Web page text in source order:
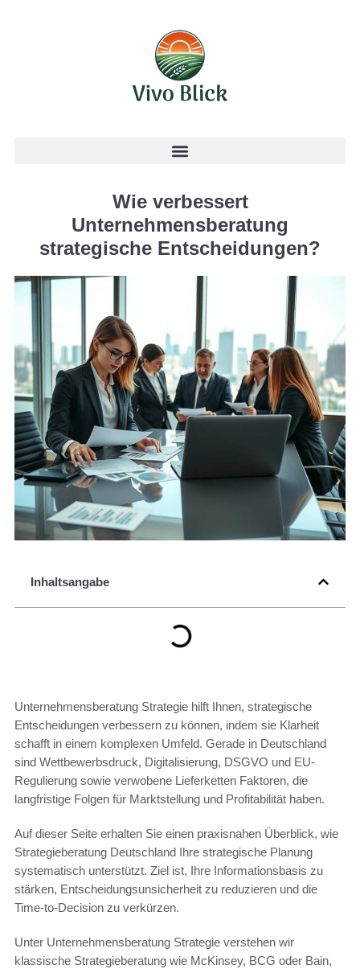
Wie verbessert
Unternehmensberatung
strategische Entscheidungen?
Inhaltsangabe
Unternehmensberatung Strategie hilft Ihnen, strategische
Entscheidungen verbessern zu können, indem sie Klarheit
schafft in einem komplexen Umfeld. Gerade in Deutschland
sind Wettbewerbsdruck, Digitalisierung, DSGVO und EU-
Regulierung sowie verwobene Lieferketten Faktoren, die
langfristige Folgen für Marktstellung und Profitabilität haben.
Auf dieser Seite erhalten Sie einen praxisnahen Überblick, wie
Strategieberatung Deutschland Ihre strategische Planung
systematisch unterstützt. Ziel ist, Ihre Informationsbasis zu
stärken, Entscheidungsunsicherheit zu reduzieren und die
Time-to-Decision zu verkürzen.
Unter Unternehmensberatung Strategie verstehen wir
klassische Strategieberatung wie McKinsey, BCG oder Bain,